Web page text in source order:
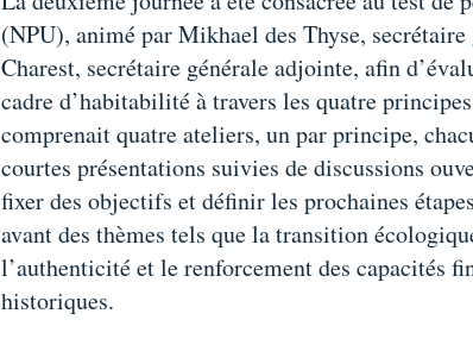
(NPU), animé par Mikhael des Thyse,
Charest, secrétaire générale adjointe, afin
cadre d’habitabilité à travers les quatre
comprenait quatre ateliers, un par principe,
courtes présentations suivies de discussions
fixer des objectifs et définir les prochaines
avant des thèmes tels que la transition
l’authenticité et le renforcement des capacités
historiques.